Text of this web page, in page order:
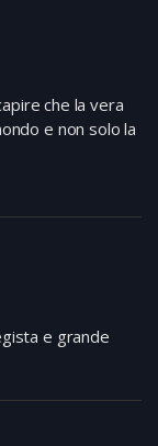
che la vera
e non solo la
e grande